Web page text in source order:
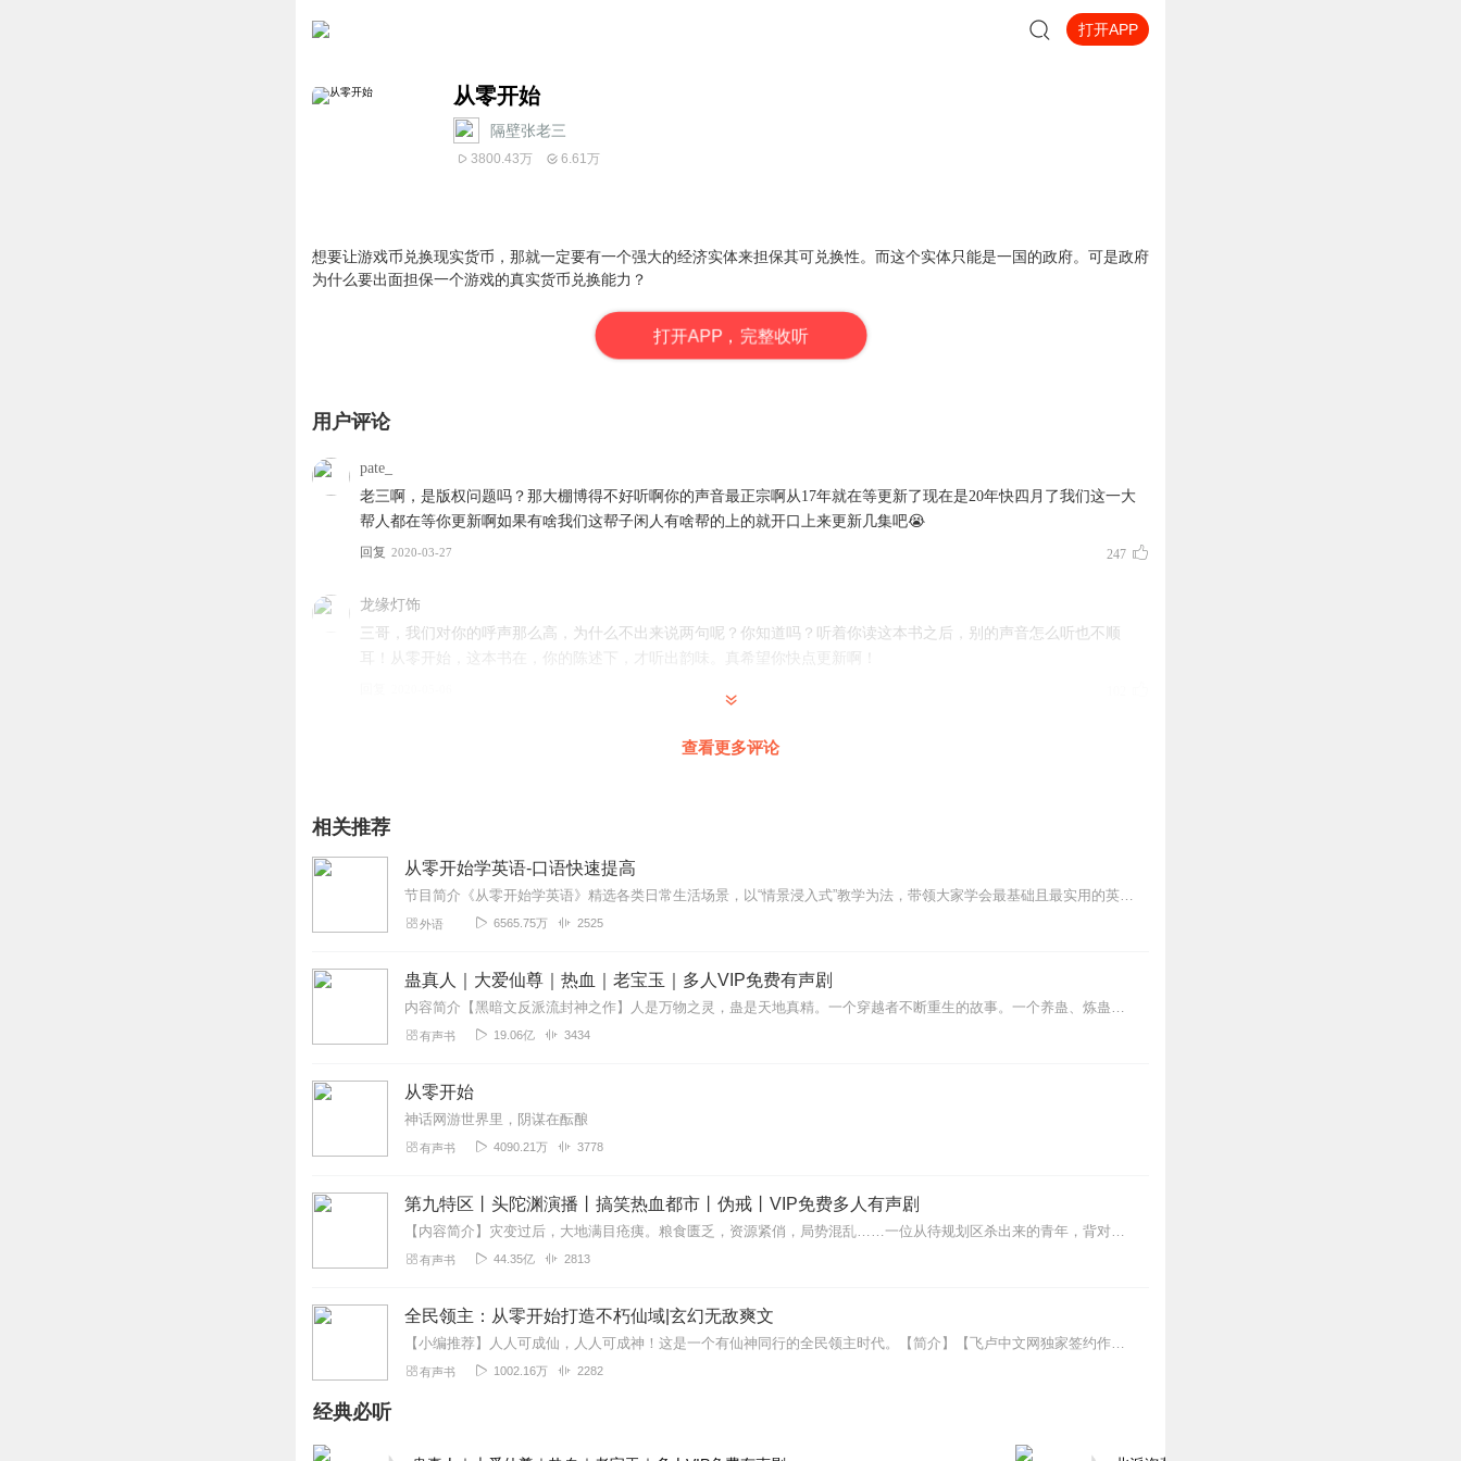
打开APP
从零开始
隔壁张老三
3800.43万 6.61万
想要让游戏币兑换现实货币，那就一定要有一个强大的经济实体来担保其可兑换性。而这个实体只能是一国的政府。可是政府
为什么要出面担保一个游戏的真实货币兑换能力？
打开APP，完整收听
用户评论
pate_
老三啊，是版权问题吗？那大棚博得不好听啊你的声音最正宗啊从17年就在等更新了现在是20年快四月了我们这一大
帮人都在等你更新啊如果有啥我们这帮子闲人有啥帮的上的就开口上来更新几集吧😭
回复 2020-03-27 247
龙缘灯饰
三哥，我们对你的呼声那么高，为什么不出来说两句呢？你知道吗？听着你读这本书之后，别的声音怎么听也不顺
耳！从零开始，这本书在，你的陈述下，才听出韵味。真希望你快点更新啊！
回复
北极鍀莜蓝
这，，，别断更啊，这小说敢播就是真男人，敢播到底直接就是真老男人了
听友187911599
初看这本书的时候我才初中，现在儿子都读小学了，先收藏，等我孙子出来看能听完不
a2kupoascpqm5vodjbe0
老三，想你，想从零开始，更新吧
MinamotoKouji
说老三你是不是雷大，这更新节奏很有雷大风格，更新都是按年算。说不定哪天就会悄不声是更新。
催更 111111111
查看更多评论
相关推荐
从零开始学英语-口语快速提高
节目简介《从零开始学英语》精选各类日常生活场景，以“情景浸入式”教学为法，带领大家学会最基础且最实用的英语会话技巧。不需要反复背诵词汇句式，通过情境模拟学习，更...
外语 6565.75万 2525
蛊真人｜大爱仙尊｜热血｜老宝玉｜多人VIP免费有声剧
内容简介【黑暗文反派流封神之作】人是万物之灵，蛊是天地真精。一个穿越者不断重生的故事。一个养蛊、炼蛊、用蛊的奇特世界。配音组（男角色）老宝玉旁白...
有声书 19.06亿 3434
从零开始
神话网游世界里，阴谋在酝酿
有声书 4090.21万 3778
第九特区丨头陀渊演播丨搞笑热血都市丨伪戒丨VIP免费多人有声剧
【内容简介】灾变过后，大地满目疮痍。粮食匮乏，资源紧俏，局势混乱……一位从待规划区杀出来的青年，背对着漫天黄沙，孤身来到九区谋生，却不曾想偶然结识三五好友，一念...
有声书 44.35亿 2813
全民领主：从零开始打造不朽仙域|玄幻无敌爽文
【小编推荐】人人可成仙，人人可成神！这是一个有仙神同行的全民领主时代。【简介】【飞卢中文网独家签约作品】人人可成仙，人人可成神！这是一个全民领主时代，也是有仙神...
有声书 1002.16万 2282
经典必听